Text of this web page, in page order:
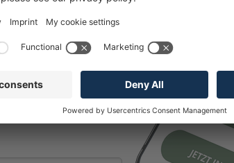
exporo.de
Aktions-
ein.